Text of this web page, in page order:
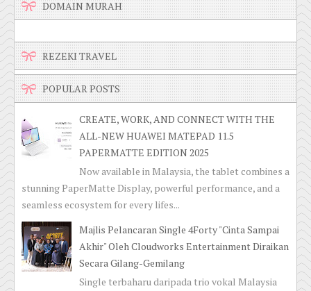
DOMAIN MURAH
REZEKI TRAVEL
POPULAR POSTS
CREATE, WORK, AND CONNECT WITH THE
ALL-NEW HUAWEI MATEPAD 11.5
PAPERMATTE EDITION 2025
Now available in Malaysia, the tablet combines a
stunning PaperMatte Display, powerful performance, and a
seamless ecosystem for every lifes...
Majlis Pelancaran Single 4Forty "Cinta Sampai
Akhir" Oleh Cloudworks Entertainment Diraikan
Secara Gilang-Gemilang
Single terbaharu daripada trio vokal Malaysia